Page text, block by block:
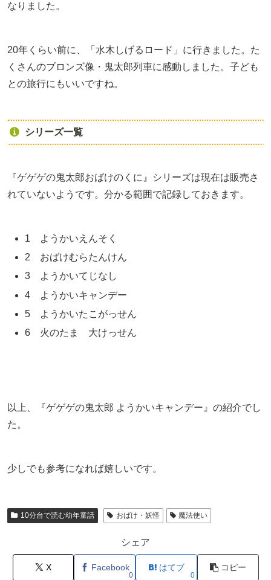
なりました。
20年くらい前に、「水木しげるロード」に行きました。た
くさんのブロンズ像・鬼太郎列車に感動しました。子ども
との旅行にもいいですね。
シリーズ一覧
『ゲゲゲの鬼太郎おばけのくに』シリーズは現在は販売さ
れていないようです。分かる範囲で記録しておきます。
1 ようかいえんそく
2 おばけむらたんけん
3 ようかいてじなし
4 ようかいキャンデー
5 ようかいたこがっせん
6 火のたま 大けっせん
以上、『ゲゲゲの鬼太郎 ようかいキャンデー』の紹介でし
た。
少しでも参考になれば嬉しいです。
10分台で読む幼年童話 おばけ・妖怪 魔法使い
シェア
X Facebook
0
はてブ
0
コピー